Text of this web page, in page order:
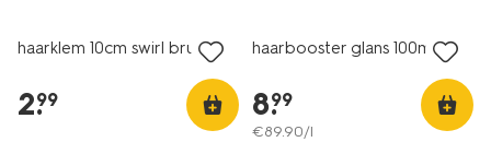
haarklem 10cm swirl bruin
2.
99
haarbooster glans 100ml
8.
99
€89.90/l